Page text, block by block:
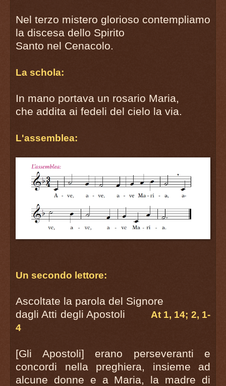
Nel terzo mistero glorioso contempliamo
la discesa dello Spirito
Santo nel Cenacolo.
La schola:
In mano portava un rosario Maria,
che addita ai fedeli del cielo la via.
L'assemblea:
Un secondo lettore:
Ascoltate la parola del Signore
dagli Atti degli Apostoli
At 1, 14; 2, 1-
4
[Gli Apostoli] erano perseveranti e
concordi nella preghiera, insieme ad
alcune donne e a Maria, la madre di